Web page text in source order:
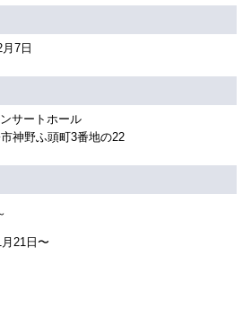
出版物・映像
7日
サートホール
神野ふ頭町3番地の22
21日〜